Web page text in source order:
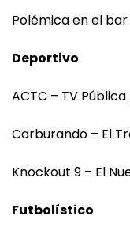
Polémica en el
Deportivo
ACTC – TV Pública
Carburando – El
Knockout 9 – El
Futbolístico